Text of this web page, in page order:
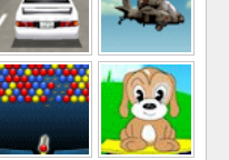
משחקי מסוקים משחקי מכוניות